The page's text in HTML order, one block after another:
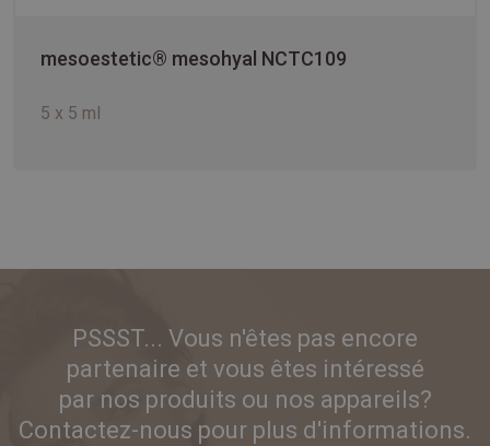
mesoestetic® mesohyal NCTC109
5 x 5 ml
PSSST... Vous n'êtes pas encore
partenaire et vous êtes intéressé
par nos produits ou nos appareils?
Contactez-nous pour plus d'informations.